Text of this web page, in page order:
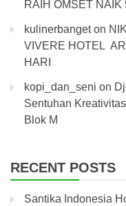
RAIH OMSET
kulinerbangeton
VIVERE HOTEL
HARI
kopi_dan_seni on
Sentuhan
Blok M
RECENT POSTS
Santika Indonesia